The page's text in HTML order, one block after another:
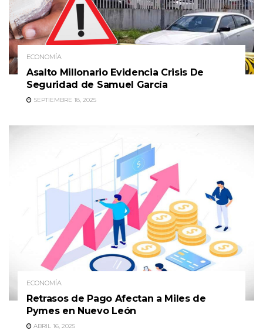
ECONOMÍA
Asalto Millonario Evidencia Crisis De
Seguridad de Samuel García
SEPTIEMBRE 18, 2025
ECONOMÍA
Retrasos de Pago Afectan a Miles de
Pymes en Nuevo León
ABRIL 16, 2025